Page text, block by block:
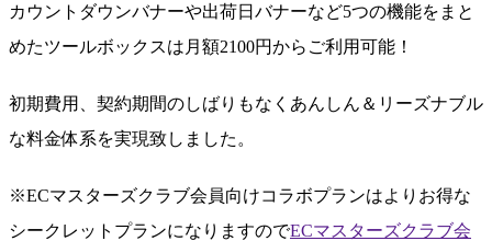
カウントダウンバナーや出荷日バナーなど5つの機能をまと
めたツールボックスは 月額2100円からご利用可能 ！
初期費用、契約期間のしばりもなく あんしん＆リーズナブル
な料金体系を実現致しました。
※ECマスターズクラブ会員向けコラボプランはよりお得な
シークレットプランになりますのでECマスターズクラブ会